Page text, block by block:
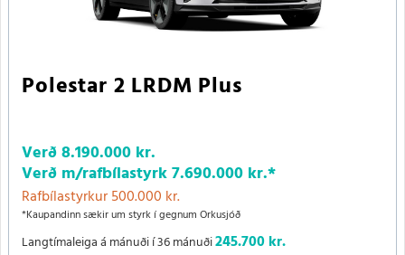
Polestar 2 LRDM Plus
Verð8.190.000 kr.
Verð m/rafbílastyrk7.690.000 kr.*
Rafbílastyrkur 500.000 kr.
*Kaupandinn sækir um styrk í gegnum Orkusjóð
Langtímaleiga á mánuði í 36 mánuði245.700 kr.